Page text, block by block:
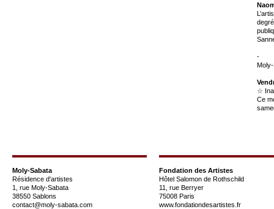
-
☆
Ce
Moly-Sabata
Résidence d'artistes
1, rue Moly-Sabata
38550 Sablons
contact@moly-sabata.com
Fondation des Artistes
Hôtel Salomon de Rothschild
11, rue Berryer
75008 Paris
www.fondationdesartistes.fr